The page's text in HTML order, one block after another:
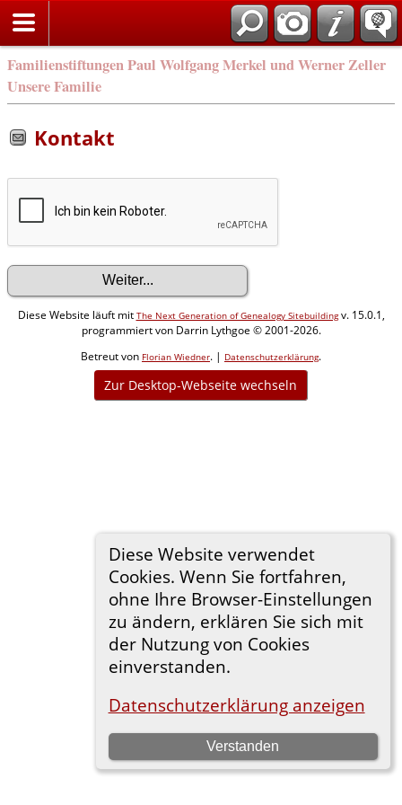
Familienstiftungen Paul Wolfgang Merkel und Werner Zeller
Unsere Familie
Diese Website verwendet
Cookies. Wenn Sie fortfahren,
ohne Ihre Browser-Einstellungen
zu ändern, erklären Sie sich mit
der Nutzung von Cookies
einverstanden.
Datenschutzerklärung anzeigen
Verstanden
Kontakt
Diese Website läuft mit The Next Generation of Genealogy Sitebuildingv. 15.0.1,
programmiert von Darrin Lythgoe © 2001-2026.
Betreut von Florian Wiedner. | Datenschutzerklärung.
Zur Desktop-Webseite wechseln